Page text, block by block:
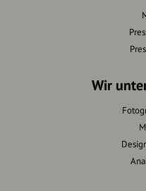
Wir